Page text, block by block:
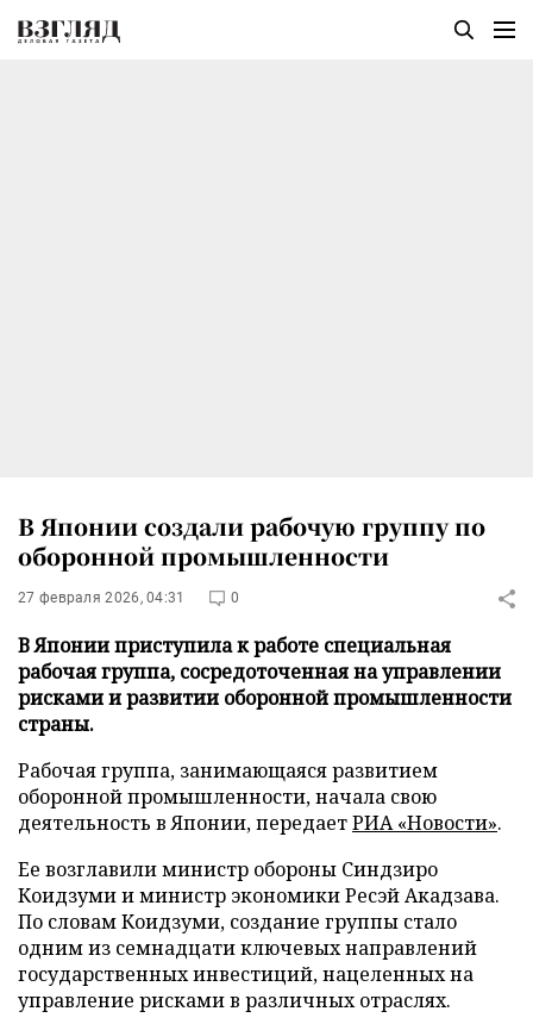
В Японии создали рабочую группу по
оборонной промышленности
27 февраля 2026, 04:31 0
В Японии приступила к работе специальная
рабочая группа, сосредоточенная на управлении
рисками и развитии оборонной промышленности
страны.
Рабочая группа, занимающаяся развитием
оборонной промышленности, начала свою
деятельность в Японии, передаетРИА «Новости».
Ее возглавили министр обороны Синдзиро
Коидзуми и министр экономики Ресэй Акадзава.
По словам Коидзуми, создание группы стало
одним из семнадцати ключевых направлений
государственных инвестиций, нацеленных на
управление рисками в различных отраслях.